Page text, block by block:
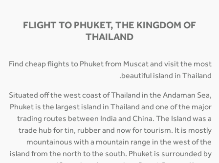
FLIGHT TO PHUKET, THE KINGDOM OF
THAILAND
Find cheap flights to Phuket from Muscat and visit the most
beautiful island in Thailand.
Situated off the west coast of Thailand in the Andaman Sea,
Phuket is the largest island in Thailand and one of the major
trading routes between India and China. The Island was a
trade hub for tin, rubber and now for tourism. It is mostly
mountainous with a mountain range in the west of the
island from the north to the south. Phuket is surrounded by